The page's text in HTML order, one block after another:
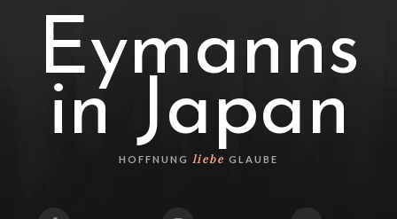
Eymanns
in Japan
HOFFNUNG liebe GLAUBE